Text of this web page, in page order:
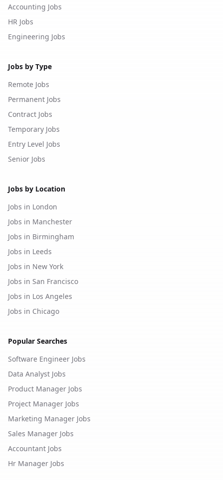
Accounting Jobs
HR Jobs
Engineering Jobs
Jobs by Type
Remote Jobs
Permanent Jobs
Contract Jobs
Temporary Jobs
Entry Level Jobs
Senior Jobs
Jobs by Location
Jobs in London
Jobs in Manchester
Jobs in Birmingham
Jobs in Leeds
Jobs in New York
Jobs in San Francisco
Jobs in Los Angeles
Jobs in Chicago
Popular Searches
Software Engineer Jobs
Data Analyst Jobs
Product Manager Jobs
Project Manager Jobs
Marketing Manager Jobs
Sales Manager Jobs
Accountant Jobs
Hr Manager Jobs